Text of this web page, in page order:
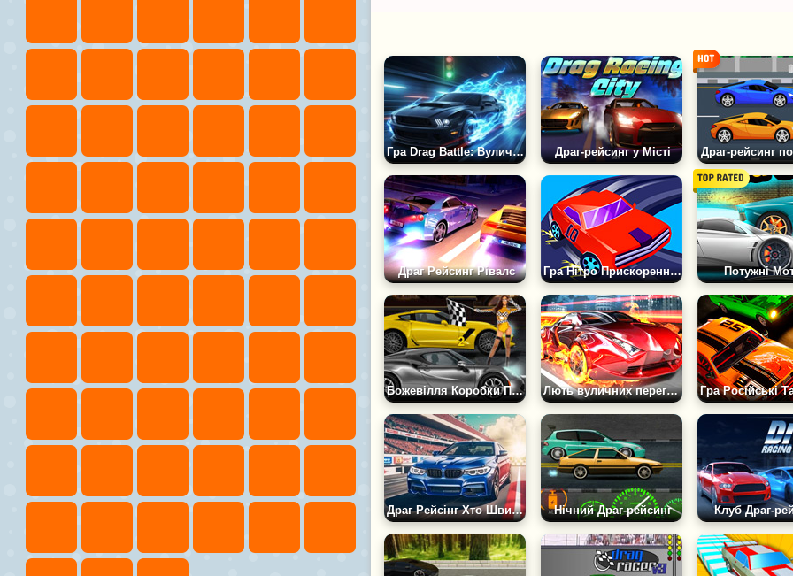
Гра Drag Battle: Вуличні Перегони Драг-рейсинг у Місті Драг-рейсинг
Драг Рейсинг Рівалс Гра Нітро Прискорення: Гонки на Машинах Потужні
Божевілля Коробки Передач Лють вуличних перегонів
Драг Рейсінг Хто Швидше Нічний Драг-рейсинг Клуб Драг-